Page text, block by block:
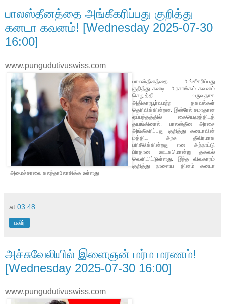
பாலஸ்தீனத்தை அங்கீகரிப்பது குறித்து
கனடா கவனம்! [Wednesday 2025-07-30
16:00]
www.pungudutivuswiss.com
பாலஸ்தீனத்தை அங்கீகரிப்பது
குறித்து கனடிய அரசாங்கம் கவனம்
செலுத்தி வருவதாக
அதிகாரபூர்வமற்ற தகவல்கள்
தெரிவிக்கின்றன. இஸ்ரேல் சமாதான
ஒப்பந்தத்தில் கையெழுத்திடத்
தயங்கினால், பாலஸ்தீன அரசை
அங்கீகரிப்பது குறித்து கனடாவின்
மத்திய அரசு தீவிரமாக
பரிசீலிக்கின்றது என அந்நாட்டு
பிரதான ஊடகமொன்று தகவல்
வெளியிட்டுள்ளது. இந்த விவகாரம்
குறித்து நாளைய தினம் கனடா
அமைச்சரவை கலந்தாலோசிக்க உள்ளது
at 03:48
பகிர்
அச்சுவேலியில் இளைஞன் மர்ம மரணம்!
[Wednesday 2025-07-30 16:00]
www.pungudutivuswiss.com